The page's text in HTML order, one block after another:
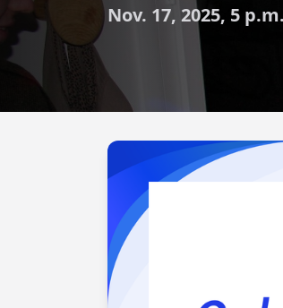
Nov. 17, 2025, 5 p.m.